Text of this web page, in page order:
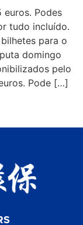
euros. Podes
tudo incluído.
para o
domingo
pelo
Pode […]